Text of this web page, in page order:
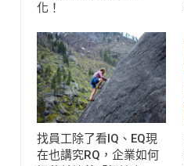
化！
找員工除了看IQ、EQ現
在也講究RQ，企業如何